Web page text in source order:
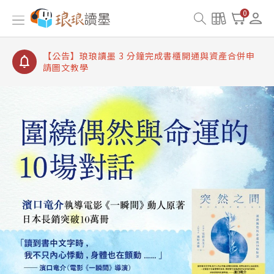
0
【公告】琅琅讀墨書櫃開通常見問題
【公告】琅琅讀墨 3 分鐘完成書櫃開通與資產合併申
【公告】琅琅書店服務升級重要說明及資產合併結果
查詢
【公告】琅琅讀墨數位閱讀資產合併與書櫃開通申請